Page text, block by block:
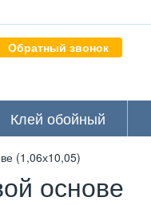
Обратный звонок
Клей обойный
(1,06х10,05)
основе